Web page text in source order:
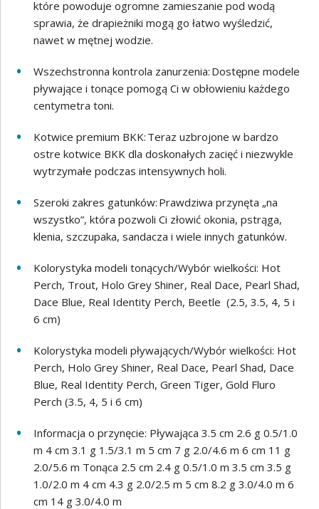
które powoduje ogromne zamieszanie pod wodą
sprawia, że drapieżniki mogą go łatwo wyśledzić,
nawet w mętnej wodzie.
Wszechstronna kontrola zanurzenia: Dostępne modele
pływające i tonące pomogą Ci w obłowieniu każdego
centymetra toni.
Kotwice premium BKK: Teraz uzbrojone w bardzo
ostre kotwice BKK dla doskonałych zacięć i niezwykle
wytrzymałe podczas intensywnych holi.
Szeroki zakres gatunków: Prawdziwa przynęta „na
wszystko”, która pozwoli Ci złowić okonia, pstrąga,
klenia, szczupaka, sandacza i wiele innych gatunków.
Kolorystyka modeli tonących/Wybór wielkości: Hot
Perch, Trout, Holo Grey Shiner, Real Dace, Pearl Shad,
Dace Blue, Real Identity Perch, Beetle (2.5, 3.5, 4, 5 i
6 cm)
Kolorystyka modeli pływających/Wybór wielkości: Hot
Perch, Holo Grey Shiner, Real Dace, Pearl Shad, Dace
Blue, Real Identity Perch, Green Tiger, Gold Fluro
Perch (3.5, 4, 5 i 6 cm)
Informacja o przynęcie: Pływająca 3.5 cm 2.6 g 0.5/1.0
m 4 cm 3.1 g 1.5/3.1 m 5 cm 7 g 2.0/4.6 m 6 cm 11 g
2.0/5.6 m Tonąca 2.5 cm 2.4 g 0.5/1.0 m 3.5 cm 3.5 g
1.0/2.0 m 4 cm 4.3 g 2.0/2.5 m 5 cm 8.2 g 3.0/4.0 m 6
cm 14 g 3.0/4.0 m